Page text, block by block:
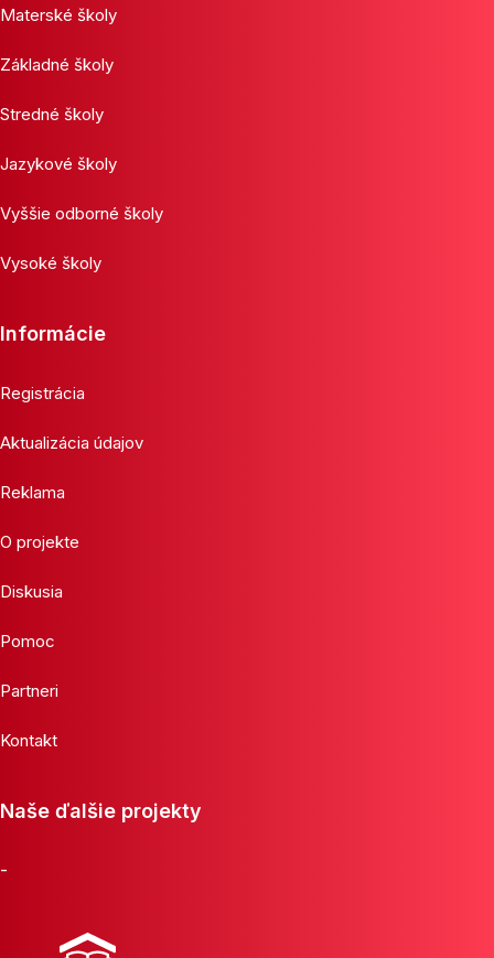
Materské školy
Základné školy
Stredné školy
Jazykové školy
Vyššie odborné školy
Vysoké školy
Informácie
Registrácia
Aktualizácia údajov
Reklama
O projekte
Diskusia
Pomoc
Partneri
Kontakt
Naše ďalšie projekty
-